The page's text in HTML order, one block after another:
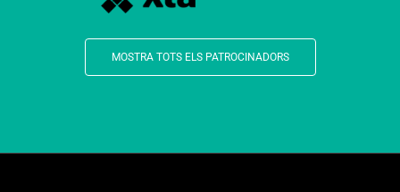
MOSTRA TOTS ELS PATROCINADORS